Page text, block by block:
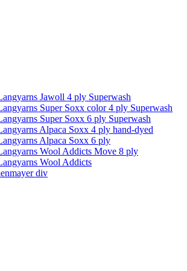
Jawoll 4 ply Superwash
Super Soxx color 4 ply Superwash
Super Soxx 6 ply Superwash
Alpaca Soxx 4 ply hand-dyed
Alpaca Soxx 6 ply
Wool Addicts Move 8 ply
Wool Addicts
div